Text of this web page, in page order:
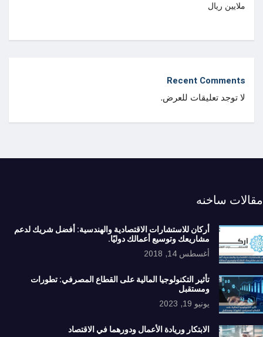
ملايين ريال
Recent Comments
لا توجد تعليقات للعرض.
مقالات ساخنه
أركان للاستشارات الاقتصادية والهندسية: أفضل شريك لدعم
مشاريعك وتوسيع أعمالك دوليًا.
أغسطس 14, 2018
تأثير التكنولوجيا المالية على القطاع المصرفي: تطورات
ومستقبل
يونيو 19, 2023
الابتكار وريادة الأعمال ودورهما في الاقتصاد